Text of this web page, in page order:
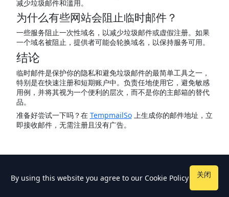
减少垃圾邮件和滥用。
为什么有些网站会阻止临时邮件？
一些服务阻止一次性域名，以减少垃圾邮件或虚假注册。如果
一个域名被阻止，提供者可能会轮换域名，以保持服务可用。
结论
临时邮件是保护你的隐私和避免垃圾邮件的最简单工具之一，
特别是在快速注册和短期账户中。负责任地使用它，避免敏感
用例，并将其视为一个便利的层次，而不是你的主邮箱的替代
品。
准备好尝试一下吗？在 TempmailSo上生成你的邮件地址，立
即接收邮件，无需注册且没有广告。
By using this website you agree to our Cookie Policy 关闭